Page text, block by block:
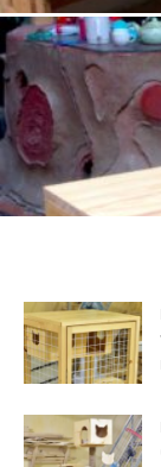
NHÀ GỖ CHO MÈO
Nhà gỗ cho